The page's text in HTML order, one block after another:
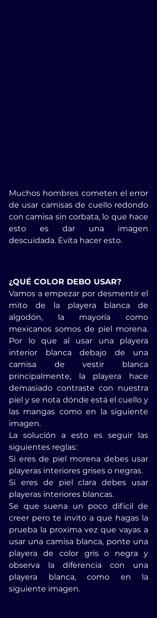
Muchos hombres cometen el error
de usar camisas de cuello redondo
con camisa sin corbata, lo que hace
esto es dar una imagen
descuidada. Evita hacer esto.
¿QUÉ COLOR DEBO USAR?
Vamos a empezar por desmentir el
mito de la playera blanca de
algodón, la mayoría como
mexicanos somos de piel morena.
Por lo que al usar una playera
interior blanca debajo de una
camisa de vestir blanca
principalmente, la playera hace
demasiado contraste con nuestra
piel y se nota dónde está el cuello y
las mangas como en la siguiente
imagen.
La solución a esto es seguir las
siguientes reglas:
Si eres de piel morena debes usar
playeras interiores grises o negras.
Si eres de piel clara debes usar
playeras interiores blancas.
Se que suena un poco dificil de
creer pero te invito a que hagas la
prueba la proxima vez que vayas a
usar una camisa blanca, ponte una
playera de color gris o negra y
observa la diferencia con una
playera blanca, como en la
siguiente imagen.